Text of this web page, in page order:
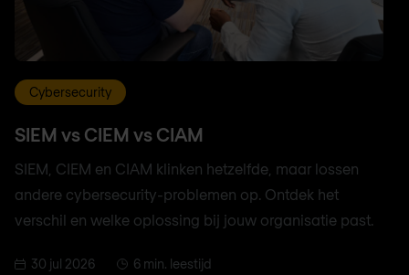
Cybersecurity
SIEM vs CIEM vs CIAM
SIEM, CIEM en CIAM klinken hetzelfde, maar lossen
andere cybersecurity-problemen op. Ontdek het
verschil en welke oplossing bij jouw organisatie past.
30 jul 2026 6 min. leestijd